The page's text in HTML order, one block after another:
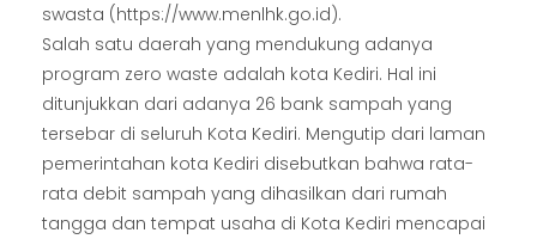
swasta (https://www.menlhk.go.id).
Salah satu daerah yang mendukung adanya
program zero waste adalah kota Kediri. Hal ini
ditunjukkan dari adanya 26 bank sampah yang
tersebar di seluruh Kota Kediri. Mengutip dari laman
pemerintahan kota Kediri disebutkan bahwa rata-
rata debit sampah yang dihasilkan dari rumah
tangga dan tempat usaha di Kota Kediri mencapai